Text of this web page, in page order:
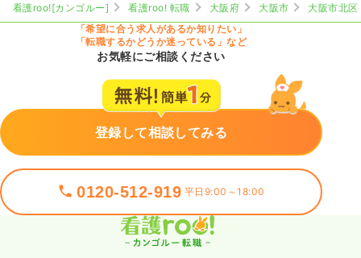
看護roo![カンゴルー] 看護roo! 転職 大阪府 大阪市
大阪市北区
「希望に合う求人があるか知りたい」
「転職するかどうか迷っている」など
お気軽にご相談ください
登録して相談してみる
0120-512-919 平日9:00～18:00